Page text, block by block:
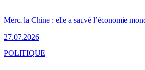
Merci la Chine : elle a sauvé l’économie
27.07.2026
POLITIQUE